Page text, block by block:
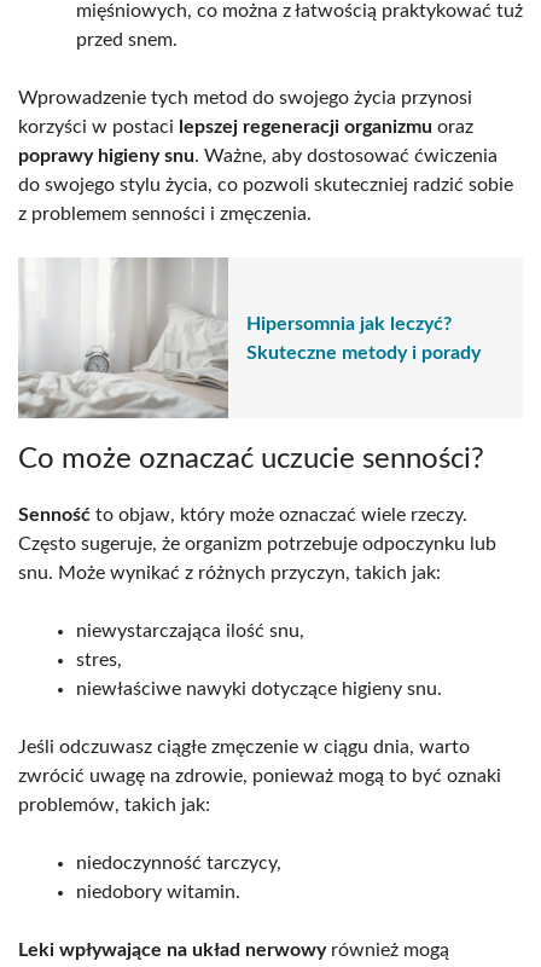
mięśniowych, co można z łatwością praktykować tuż
przed snem.
Wprowadzenie tych metod do swojego życia przynosi
korzyści w postaci lepszej regeneracji organizmu oraz
poprawy higieny snu. Ważne, aby dostosować ćwiczenia
do swojego stylu życia, co pozwoli skuteczniej radzić sobie
z problemem senności i zmęczenia.
Hipersomnia jak leczyć?
Skuteczne metody i porady
Co może oznaczać uczucie senności?
Senność to objaw, który może oznaczać wiele rzeczy.
Często sugeruje, że organizm potrzebuje odpoczynku lub
snu. Może wynikać z różnych przyczyn, takich jak:
niewystarczająca ilość snu,
stres,
niewłaściwe nawyki dotyczące higieny snu.
Jeśli odczuwasz ciągłe zmęczenie w ciągu dnia, warto
zwrócić uwagę na zdrowie, ponieważ mogą to być oznaki
problemów, takich jak:
niedoczynność tarczycy,
niedobory witamin.
Leki wpływające na układ nerwowyrównież mogą